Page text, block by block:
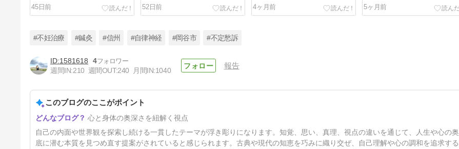
45日前 52日前 4ヶ月前 5ヶ月前
6ヶ月前
#不妊治療 #鍼灸 #信州 #自律神経 #岡谷市 #不定愁訴
1581618
4
週間IN:210 週間OUT:240 月間IN:1040
報告
このブログのここがポイント
心と身体の奥深さを紐解く視点
自己の内面や世界観を探索し続ける一貫したテーマが浮き彫りになります。知覚、思い、真理、視点の違いを通じて、人生や心の奥
底に潜む本質を見つめ直す提案がされていると感じられます。古典や現代の知恵を巧みに織り交ぜ、自己理解や心の調和を追求する